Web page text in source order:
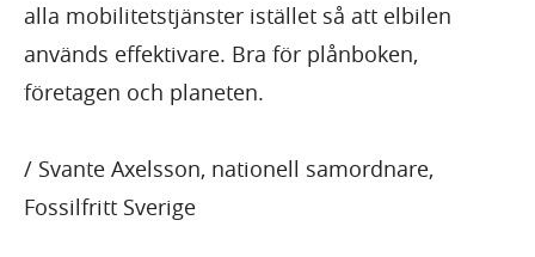
alla mobilitetstjänster istället så att elbilen
används effektivare. Bra för plånboken,
företagen och planeten.
/ Svante Axelsson, nationell samordnare,
Fossilfritt Sverige